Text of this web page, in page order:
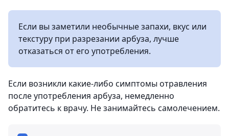
Если вы заметили необычные запахи, вкус или
текстуру при разрезании арбуза, лучше
отказаться от его употребления.
Если возникли какие-либо симптомы отравления
после употребления арбуза, немедленно
обратитесь к врачу. Не занимайтесь самолечением.